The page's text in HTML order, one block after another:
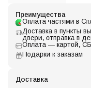
Преимущества
Оплата частями в
Доставка в пункты
двери, отправка в
Оплата — картой,
Подарки к заказам
Доставка